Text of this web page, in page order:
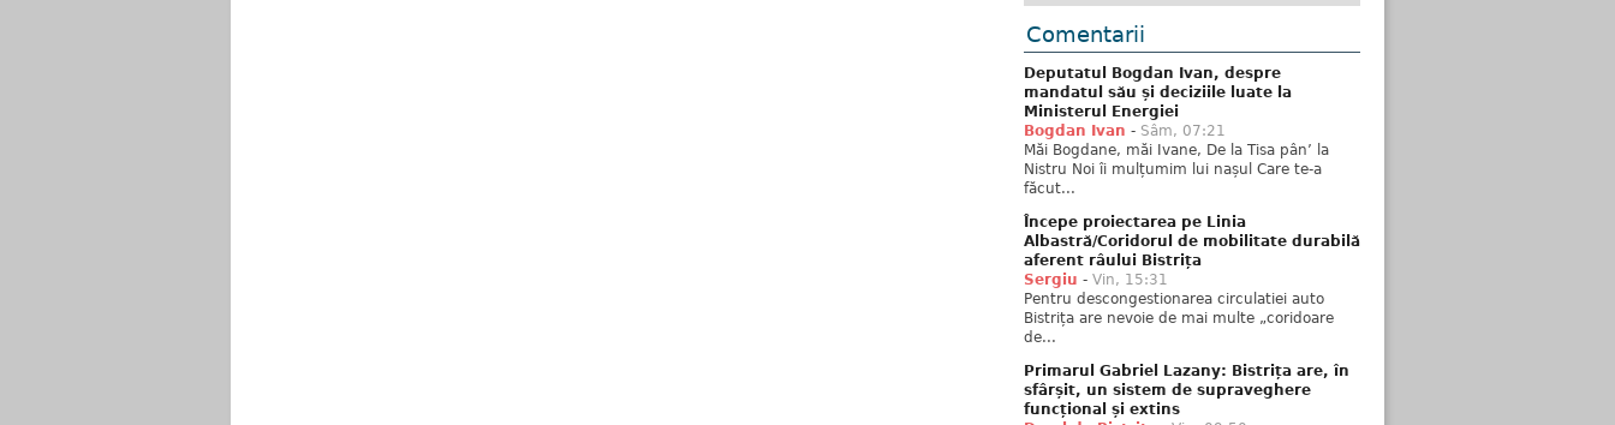
Comentarii
Deputatul Bogdan Ivan, despre
mandatul său și deciziile luate la
Ministerul Energiei
Bogdan Ivan - Sâm, 07:21
Măi Bogdane, măi Ivane, De la Tisa pân’ la
Nistru Noi îi mulțumim lui nașul Care te-a
făcut...
Începe proiectarea pe Linia
Albastră/Coridorul de mobilitate durabilă
aferent râului Bistrița
Sergiu - Vin, 15:31
Pentru descongestionarea circulatiei auto
Bistrița are nevoie de mai multe „coridoare
de...
Primarul Gabriel Lazany: Bistrița are, în
sfârșit, un sistem de supraveghere
funcțional și extins